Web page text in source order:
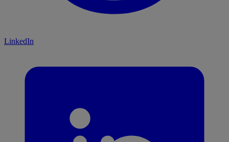
LinkedIn